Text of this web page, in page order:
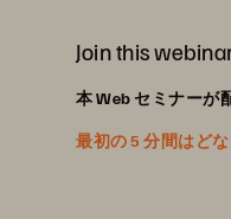
Join this
本 Web セミナー
最初の 5 分間はど